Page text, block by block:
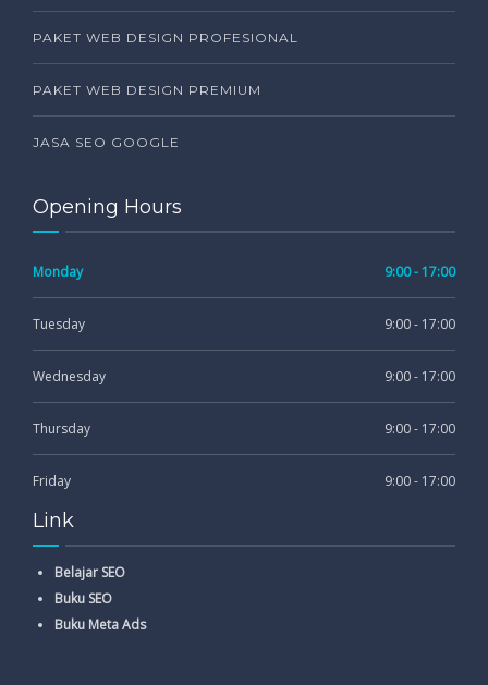
PAKET WEB DESIGN PROFESIONAL
PAKET WEB DESIGN PREMIUM
JASA SEO GOOGLE
Opening Hours
Monday 9:00 - 17:00
Tuesday 9:00 - 17:00
Wednesday 9:00 - 17:00
Thursday 9:00 - 17:00
Friday 9:00 - 17:00
Link
Belajar SEO
Buku SEO
Buku Meta Ads